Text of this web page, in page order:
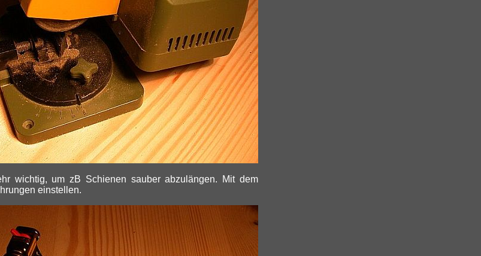
wichtig, um zB Schienen sauber abzulängen. Mit dem
einstellen.